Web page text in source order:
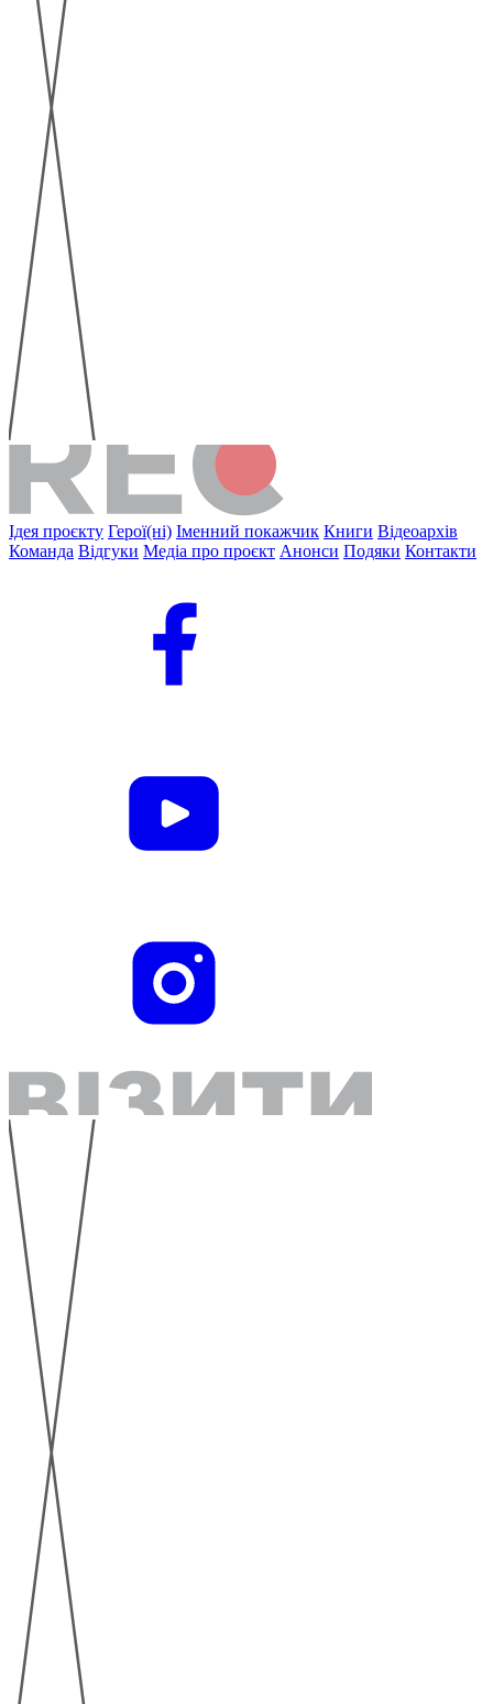
Ідея проєкту Герої(ні) Іменний покажчик Книги Відеоархів
Команда Відгуки Медіа про проєкт Анонси Подяки Контакти